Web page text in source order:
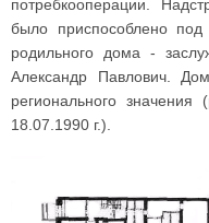
потребкооперации.
было приспособлено
родильного дома -
Александр Павлович.
регионального
18.07.1990 г.).